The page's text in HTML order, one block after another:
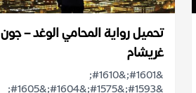
تحميل رواية المحامي الوغد – جون
غريشام
&#1601;&#1610;
&#1593;&#1575;&#1604;&#1605;